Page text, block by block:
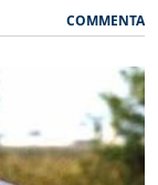
COMMENTA